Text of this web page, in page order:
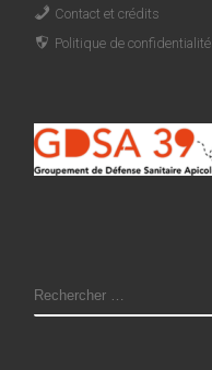
Contact et crédits
Politique de confidentialité
SEARCH